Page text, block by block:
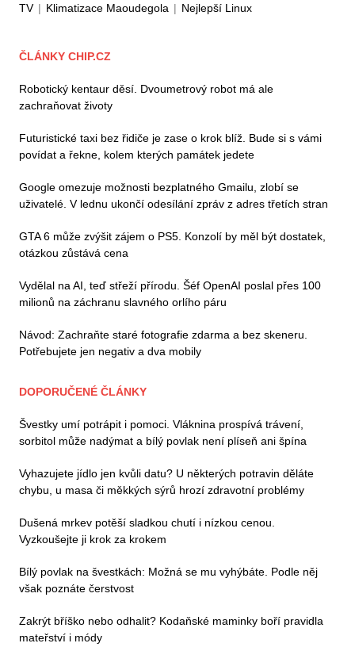
TV | Klimatizace Maoudegola | Nejlepší Linux
ČLÁNKY CHIP.CZ
Robotický kentaur děsí. Dvoumetrový robot má ale
zachraňovat životy
Futuristické taxi bez řidiče je zase o krok blíž. Bude si s vámi
povídat a řekne, kolem kterých památek jedete
Google omezuje možnosti bezplatného Gmailu, zlobí se
uživatelé. V lednu ukončí odesílání zpráv z adres třetích stran
GTA 6 může zvýšit zájem o PS5. Konzolí by měl být dostatek,
otázkou zůstává cena
Vydělal na AI, teď střeží přírodu. Šéf OpenAI poslal přes 100
milionů na záchranu slavného orlího páru
Návod: Zachraňte staré fotografie zdarma a bez skeneru.
Potřebujete jen negativ a dva mobily
DOPORUČENÉ ČLÁNKY
Švestky umí potrápit i pomoci. Vláknina prospívá trávení,
sorbitol může nadýmat a bílý povlak není plíseň ani špína
Vyhazujete jídlo jen kvůli datu? U některých potravin děláte
chybu, u masa či měkkých sýrů hrozí zdravotní problémy
Dušená mrkev potěší sladkou chutí i nízkou cenou.
Vyzkoušejte ji krok za krokem
Bílý povlak na švestkách: Možná se mu vyhýbáte. Podle něj
však poznáte čerstvost
Zakrýt bříško nebo odhalit? Kodaňské maminky boří pravidla
mateřství i módy